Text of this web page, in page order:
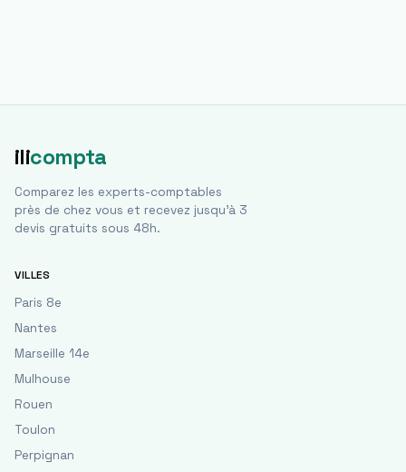
ilicompta
Comparez les experts-comptables
près de chez vous et recevez jusqu'à 3
devis gratuits sous 48h.
VILLES
Paris 8e
Nantes
Marseille 14e
Mulhouse
Rouen
Toulon
Perpignan